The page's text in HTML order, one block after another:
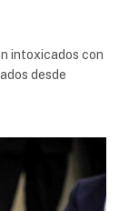
intoxicados con
desde